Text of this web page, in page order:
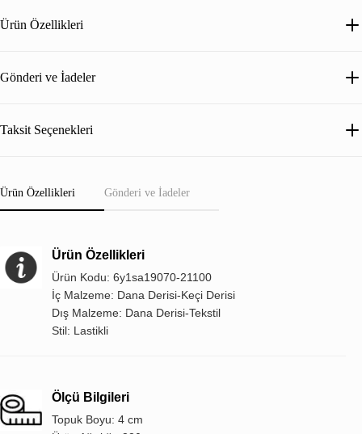
Ürün Özellikleri
Gönderi ve İadeler
Taksit Seçenekleri
Ürün Özellikleri Gönderi ve İadeler
Ürün Özellikleri
Ürün Kodu: 6y1sa19070-21100
İç Malzeme: Dana Derisi-Keçi Derisi
Dış Malzeme: Dana Derisi-Tekstil
Stil: Lastikli
Ölçü Bilgileri
Topuk Boyu: 4 cm